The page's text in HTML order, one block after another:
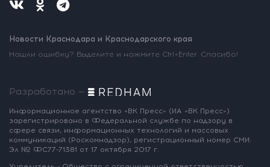
Новости Краснодара и Краснодарского края
Нашли ошибку? Выделите и нажмите Ctrl+Enter. Спасибо!
Разработано —
Информационное агентство «ВК Пресс» (ИА «ВК Пресс»)
зарегистрировано в Федеральной службе по надзору в
сфере связи, информационных технологий и массовых
коммуникаций (Роскомнадзор), регистрационный номер СМИ:
Эл № ФС77-71381 от 17 октября 2017 г.